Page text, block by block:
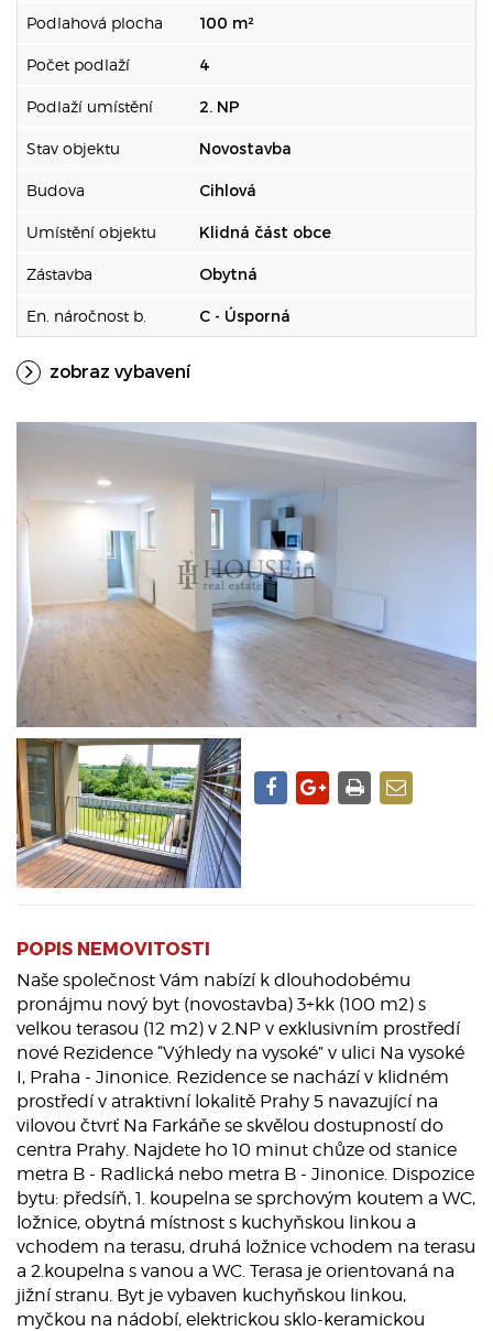
Podlahová plocha 100 m²
Počet podlaží 4
Podlaží umístění 2. NP
Stav objektu Novostavba
Budova Cihlová
Umístění objektu Klidná část obce
Zástavba Obytná
En. náročnost b. C - Úsporná
zobraz vybavení
POPIS NEMOVITOSTI
Naše společnost Vám nabízí k dlouhodobému
pronájmu nový byt (novostavba) 3+kk (100 m2) s
velkou terasou (12 m2) v 2.NP v exklusivním prostředí
nové Rezidence “Výhledy na vysoké” v ulici Na vysoké
I, Praha - Jinonice. Rezidence se nachází v klidném
prostředí v atraktivní lokalitě Prahy 5 navazující na
vilovou čtvrť Na Farkáňe se skvělou dostupností do
centra Prahy. Najdete ho 10 minut chůze od stanice
metra B - Radlická nebo metra B - Jinonice. Dispozice
bytu: předsíň, 1. koupelna se sprchovým koutem a WC,
ložnice, obytná místnost s kuchyňskou linkou a
vchodem na terasu, druhá ložnice vchodem na terasu
a 2.koupelna s vanou a WC. Terasa je orientovaná na
jižní stranu. Byt je vybaven kuchyňskou linkou,
myčkou na nádobí, elektrickou sklo-keramickou